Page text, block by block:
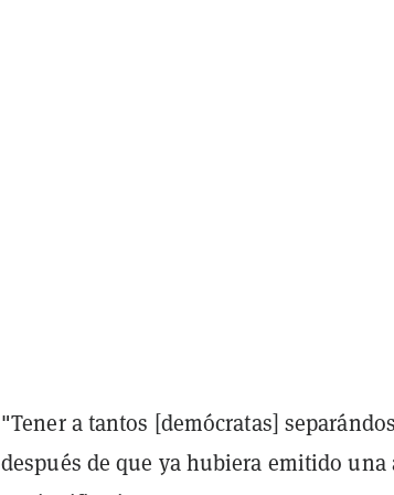
"Tener a tantos [demócratas]
después de que ya hubiera emitido